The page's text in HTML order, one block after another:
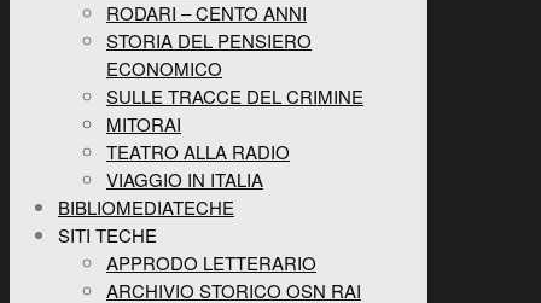
RODARI – CENTO ANNI
STORIA DEL PENSIERO
ECONOMICO
SULLE TRACCE DEL CRIMINE
MITORAI
TEATRO ALLA RADIO
VIAGGIO IN ITALIA
BIBLIOMEDIATECHE
SITI TECHE
APPRODO LETTERARIO
ARCHIVIO STORICO OSN RAI